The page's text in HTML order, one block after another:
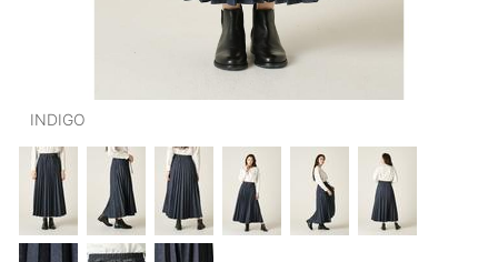
DENIM : デニム
PANTS/SKIRT : パンツ・スカート
TOPS : トップス
OUTERS : アウター
OUTLET : アウトレット
INDIGO